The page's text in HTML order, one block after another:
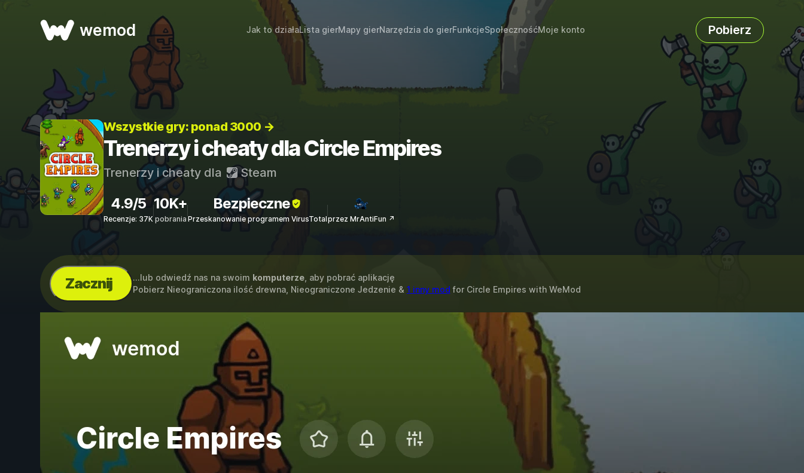
wemod Jak to działaLista gierMapy gierNarzędzia do gierFunkcjeSpołecznośćMoje konto Pobierz
Wszystkie gry: ponad 3000 →
Trenerzy i cheaty dla Circle Empires
Trenerzy i cheaty dla Steam
4.9/5
Recenzje: 37K
10K+
pobrania
Bezpieczne
Przeskanowanie programem VirusTotalprzez MrAntiFun ↗
Zacznij ...lub odwiedź nas na swoim komputerze, aby pobrać aplikację
Pobierz Nieograniczona ilość drewna, Nieograniczone Jedzenie & 1 inny mod for Circle Empires with WeMod